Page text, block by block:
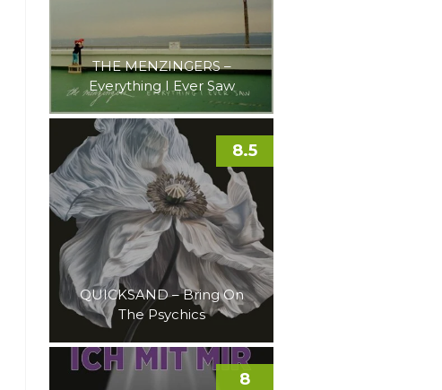
THE MENZINGERS –
Everything I Ever Saw
QUICKSAND – Bring On
The Psychics
8.5
8